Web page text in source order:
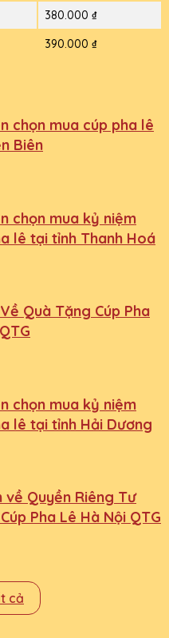
380.000 ₫
390.000 ₫
chọn mua cúp pha lê
Biên
chọn mua kỷ niệm
lê tại tỉnh Thanh Hoá
Quà Tặng Cúp Pha
chọn mua kỷ niệm
lê tại tỉnh Hải Dương
về Quyền Riêng Tư
Pha Lê Hà Nội QTG
cả